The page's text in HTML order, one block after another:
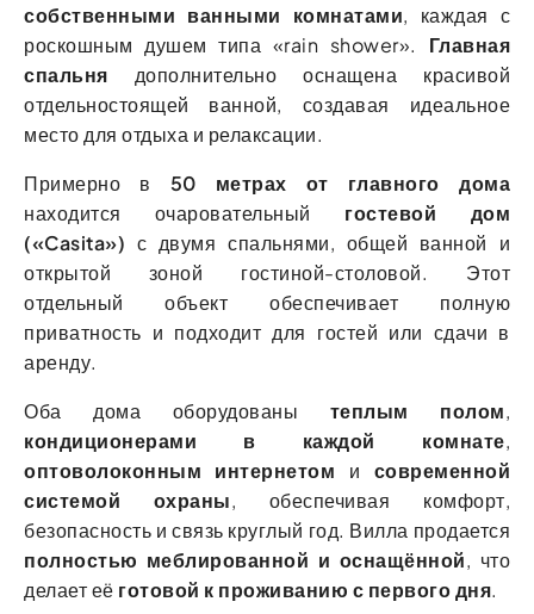
собственными ванными комнатами, каждая с
роскошным душем типа «rain shower». Главная
спальня дополнительно оснащена красивой
отдельностоящей ванной, создавая идеальное
место для отдыха и релаксации.
Примерно в 50 метрах от главного дома
находится очаровательный гостевой дом
(«Casita») с двумя спальнями, общей ванной и
открытой зоной гостиной-столовой. Этот
отдельный объект обеспечивает полную
приватность и подходит для гостей или сдачи в
аренду.
Оба дома оборудованы теплым полом,
кондиционерами в каждой комнате,
оптоволоконным интернетом и современной
системой охраны, обеспечивая комфорт,
безопасность и связь круглый год. Вилла продается
полностью меблированной и оснащённой, что
делает её готовой к проживанию с первого дня.